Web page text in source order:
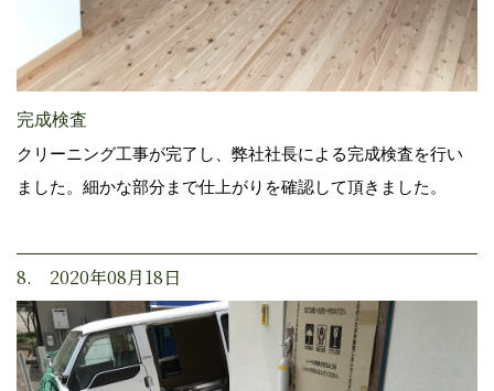
完成検査
クリーニング工事が完了し、弊社社長による完成検査を行い
ました。細かな部分まで仕上がりを確認して頂きました。
8. 2020年08月18日